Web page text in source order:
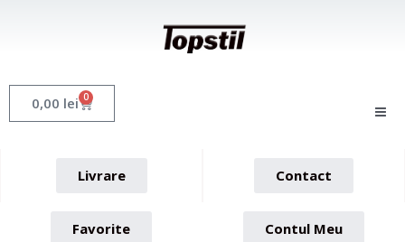
0,00 lei 0 Cart
Livrare Contact
Favorite Contul Meu